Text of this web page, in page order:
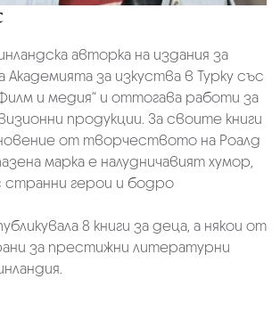
авторка на издания за
за изкуства в Турку със
и медия“ и оттогава работи за
продукции. За своите книги
от творчеството на Роалд
марка е налудничавият хумор,
странни герои и бодро
8 книги за деца, а някои от
за престижни литературни